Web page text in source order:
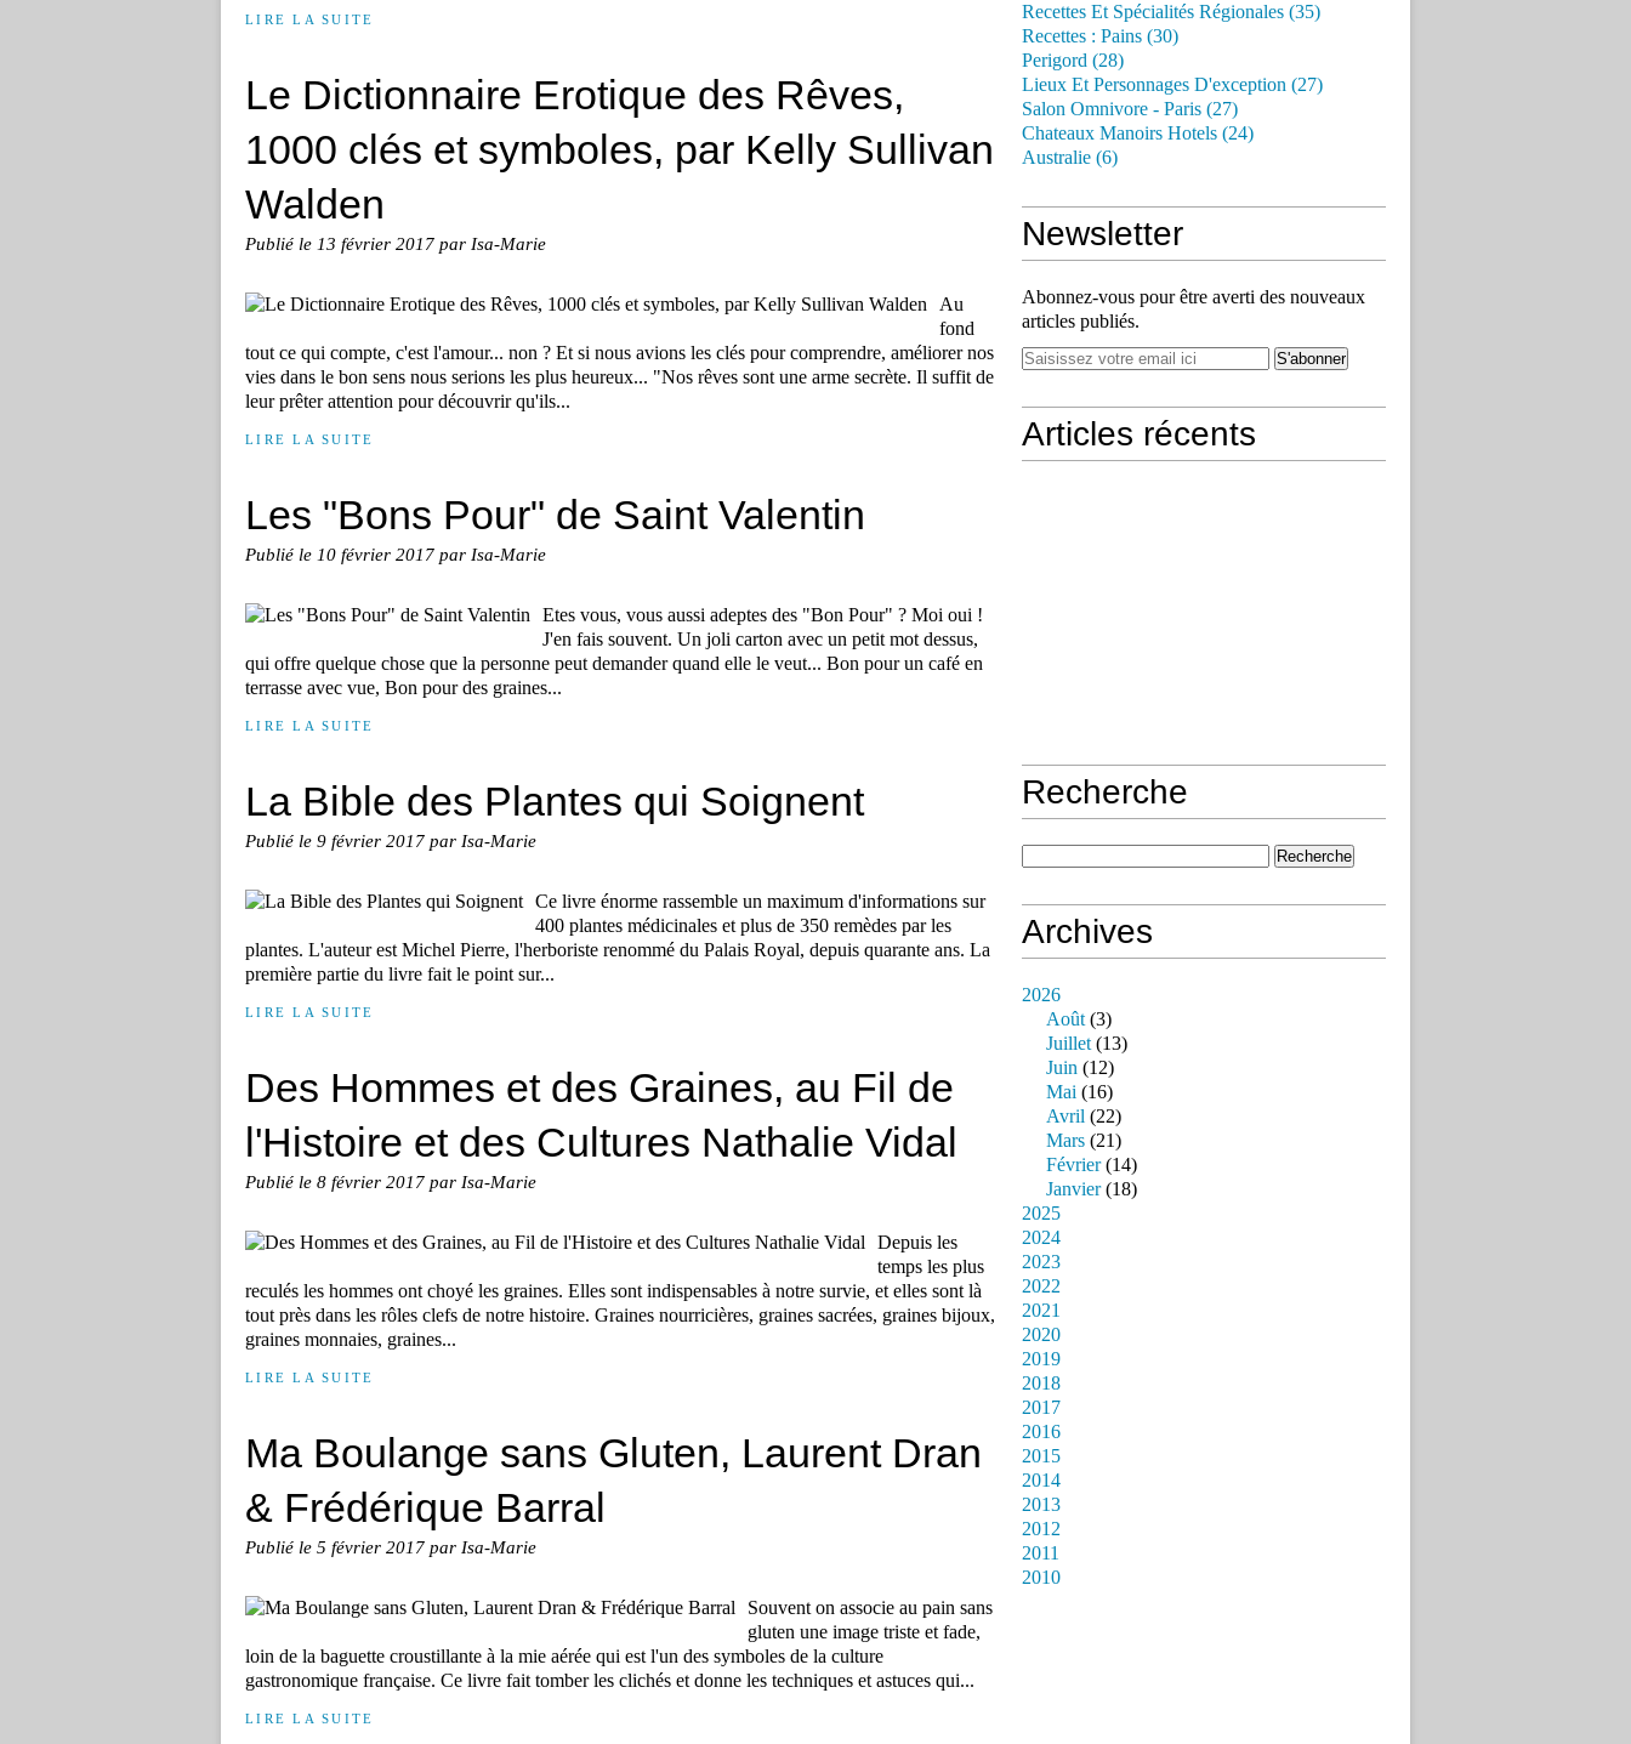
LIRE LA SUITE
Le Dictionnaire Erotique des Rêves,
1000 clés et symboles, par Kelly Sullivan
Walden
Publié le 13 février 2017 par Isa-Marie
Au
fond
tout ce qui compte, c'est l'amour... non ? Et si nous avions les clés pour comprendre, améliorer nos
vies dans le bon sens nous serions les plus heureux... "Nos rêves sont une arme secrète. Il suffit de
leur prêter attention pour découvrir qu'ils...
LIRE LA SUITE
Les "Bons Pour" de Saint Valentin
Publié le 10 février 2017 par Isa-Marie
Etes vous, vous aussi adeptes des "Bon Pour" ? Moi oui !
J'en fais souvent. Un joli carton avec un petit mot dessus,
qui offre quelque chose que la personne peut demander quand elle le veut... Bon pour un café en
terrasse avec vue, Bon pour des graines...
LIRE LA SUITE
La Bible des Plantes qui Soignent
Publié le 9 février 2017 par Isa-Marie
Ce livre énorme rassemble un maximum d'informations sur
400 plantes médicinales et plus de 350 remèdes par les
plantes. L'auteur est Michel Pierre, l'herboriste renommé du Palais Royal, depuis quarante ans. La
première partie du livre fait le point sur...
LIRE LA SUITE
Des Hommes et des Graines, au Fil de
l'Histoire et des Cultures Nathalie Vidal
Publié le 8 février 2017 par Isa-Marie
Depuis les
temps les plus
reculés les hommes ont choyé les graines. Elles sont indispensables à notre survie, et elles sont là
tout près dans les rôles clefs de notre histoire. Graines nourricières, graines sacrées, graines bijoux,
graines monnaies, graines...
LIRE LA SUITE
Ma Boulange sans Gluten, Laurent Dran
& Frédérique Barral
Publié le 5 février 2017 par Isa-Marie
Souvent on associe au pain sans
gluten une image triste et fade,
loin de la baguette croustillante à la mie aérée qui est l'un des symboles de la culture
gastronomique française. Ce livre fait tomber les clichés et donne les techniques et astuces qui...
LIRE LA SUITE
Recettes Et Spécialités Régionales (35)
Recettes : Pains (30)
Perigord (28)
Lieux Et Personnages D'exception (27)
Salon Omnivore - Paris (27)
Chateaux Manoirs Hotels (24)
Australie (6)
Newsletter
Abonnez-vous pour être averti des nouveaux
articles publiés.
Articles récents
Recherche
Archives
2026
Août(3)
Juillet(13)
Juin (12)
Mai (16)
Avril (22)
Mars (21)
Février(14)
Janvier(18)
2025
2024
2023
2022
2021
2020
2019
2018
2017
2016
2015
2014
2013
2012
2011
2010